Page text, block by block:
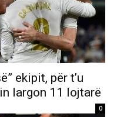
ekipit, për t’u
largon 11 lojtarë
0